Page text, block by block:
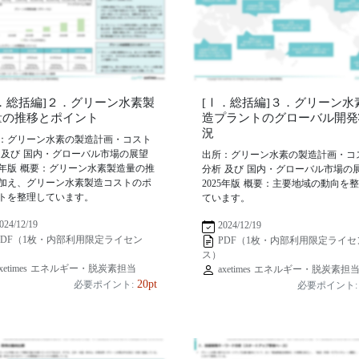
括編]２．グリーン水素製
推移とポイント
グリーン水素の製造計画・コスト
び 国内・グローバル市場の展望
版 概要：グリーン水素製造量の推
え、グリーン水素製造コストのポ
を整理しています。
12/19
（1枚・内部利用限定ライセン
エネルギー・脱炭素担当
必要ポイント: 20pt
[Ⅰ．総括編]３．グリーン水
造プラントのグローバル開
況
出所：グリーン水素の製造計画・コ
分析 及び 国内・グローバル市場の
2025年版 概要：主要地域の動向を
ています。
2024/12/19
PDF（1枚・内部利用限定ライセ
ス）
axetimes エネルギー・脱炭素担当
必要ポイント: